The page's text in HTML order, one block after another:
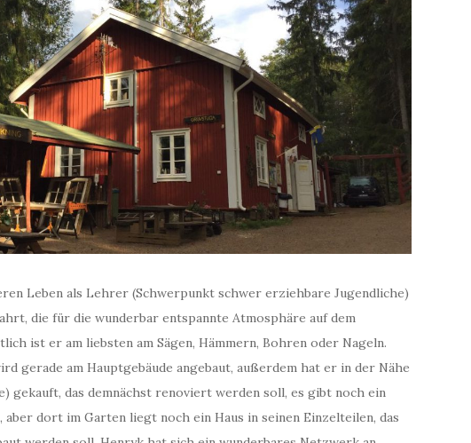
Leben als Lehrer (Schwerpunkt schwer erziehbare Jugendliche)
die für die wunderbar entspannte Atmosphäre auf dem
ist er am liebsten am Sägen, Hämmern, Bohren oder Nageln.
gerade am Hauptgebäude angebaut, außerdem hat er in der Nähe
gekauft, das demnächst renoviert werden soll, es gibt noch ein
aber dort im Garten liegt noch ein Haus in seinen Einzelteilen, das